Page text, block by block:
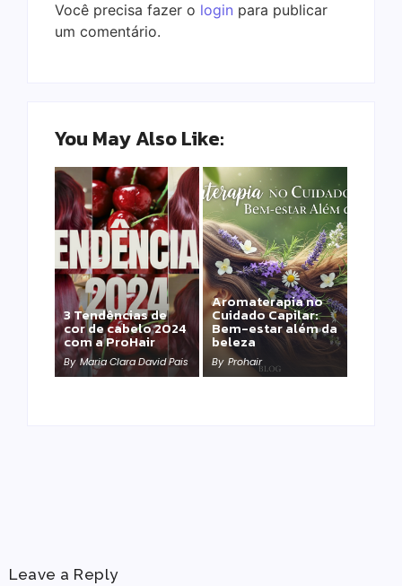
Você precisa fazer o login para publicar
um comentário.
You May Also Like:
3 Tendências de
cor de cabelo 2024
com a ProHair
By Maria Clara David Pais
Aromaterapia no
Cuidado Capilar:
Bem-estar além da
beleza
By Prohair
Detox Capilar: Por
que remover
metais pesados
salva sua química?
By Prohair
Leave a Reply